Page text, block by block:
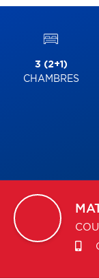
3 (2+1)
CHAMBRES